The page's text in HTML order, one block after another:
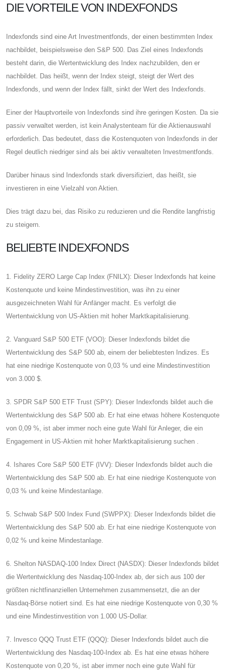
DIE VORTEILE VON INDEXFONDS
Indexfonds sind eine Art Investmentfonds, der einen bestimmten Index
nachbildet, beispielsweise den S&P 500. Das Ziel eines Indexfonds
besteht darin, die Wertentwicklung des Index nachzubilden, den er
nachbildet. Das heißt, wenn der Index steigt, steigt der Wert des
Indexfonds, und wenn der Index fällt, sinkt der Wert des Indexfonds.
Einer der Hauptvorteile von Indexfonds sind ihre geringen Kosten. Da sie
passiv verwaltet werden, ist kein Analystenteam für die Aktienauswahl
erforderlich. Das bedeutet, dass die Kostenquoten von Indexfonds in der
Regel deutlich niedriger sind als bei aktiv verwalteten Investmentfonds.
Darüber hinaus sind Indexfonds stark diversifiziert, das heißt, sie
investieren in eine Vielzahl von Aktien.
Dies trägt dazu bei, das Risiko zu reduzieren und die Rendite langfristig
zu steigern.
BELIEBTE INDEXFONDS
1. Fidelity ZERO Large Cap Index (FNILX): Dieser Indexfonds hat keine
Kostenquote und keine Mindestinvestition, was ihn zu einer
ausgezeichneten Wahl für Anfänger macht. Es verfolgt die
Wertentwicklung von US-Aktien mit hoher Marktkapitalisierung.
2. Vanguard S&P 500 ETF (VOO): Dieser Indexfonds bildet die
Wertentwicklung des S&P 500 ab, einem der beliebtesten Indizes. Es
hat eine niedrige Kostenquote von 0,03 % und eine Mindestinvestition
von 3.000 $.
3. SPDR S&P 500 ETF Trust (SPY): Dieser Indexfonds bildet auch die
Wertentwicklung des S&P 500 ab. Er hat eine etwas höhere Kostenquote
von 0,09 %, ist aber immer noch eine gute Wahl für Anleger, die ein
Engagement in US-Aktien mit hoher Marktkapitalisierung suchen .
4. Ishares Core S&P 500 ETF (IVV): Dieser Indexfonds bildet auch die
Wertentwicklung des S&P 500 ab. Er hat eine niedrige Kostenquote von
0,03 % und keine Mindestanlage.
5. Schwab S&P 500 Index Fund (SWPPX): Dieser Indexfonds bildet die
Wertentwicklung des S&P 500 ab. Er hat eine niedrige Kostenquote von
0,02 % und keine Mindestanlage.
6. Shelton NASDAQ-100 Index Direct (NASDX): Dieser Indexfonds bildet
die Wertentwicklung des Nasdaq-100-Index ab, der sich aus 100 der
größten nichtfinanziellen Unternehmen zusammensetzt, die an der
Nasdaq-Börse notiert sind. Es hat eine niedrige Kostenquote von 0,30 %
und eine Mindestinvestition von 1.000 US-Dollar.
7. Invesco QQQ Trust ETF (QQQ): Dieser Indexfonds bildet auch die
Wertentwicklung des Nasdaq-100-Index ab. Es hat eine etwas höhere
Kostenquote von 0,20 %, ist aber immer noch eine gute Wahl für